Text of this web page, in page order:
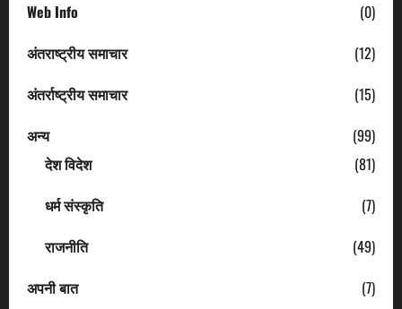
Web Info
(0)
अंतराष्ट्रीय समाचार
(12)
अंतर्राष्ट्रीय समाचार
(15)
अन्य
(99)
देश विदेश
(81)
धर्म संस्कृति
(7)
राजनीति
(49)
अपनी बात
(7)